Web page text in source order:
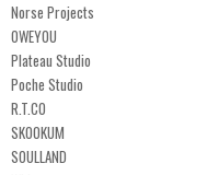
Norse Projects
OWEYOU
Plateau Studio
Poche Studio
R.T.CO
SKOOKUM
SOULLAND